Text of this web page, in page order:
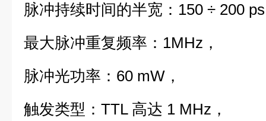
脉冲持续时间的半宽：150 ÷ 200
最大脉冲重复频率：1MHz，
脉冲光功率：60 mW，
触发类型：TTL 高达 1 MHz，